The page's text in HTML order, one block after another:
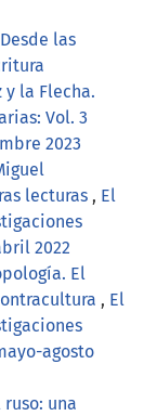
Desde las
y la Flecha.
Vol. 3
2023
lecturas , El
2022
El
, El
agosto
una